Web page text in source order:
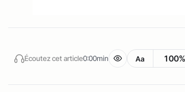
Écoutez cet article0:00min Aa 100%